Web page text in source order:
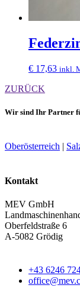
€ 17,63 inkl.
ZURÜCK
Wir sind Ihr Partner
Oberösterreich
Kontakt
MEV GmbH
Oberfeldstraße 6
A-5082 Grödig
+43 6246